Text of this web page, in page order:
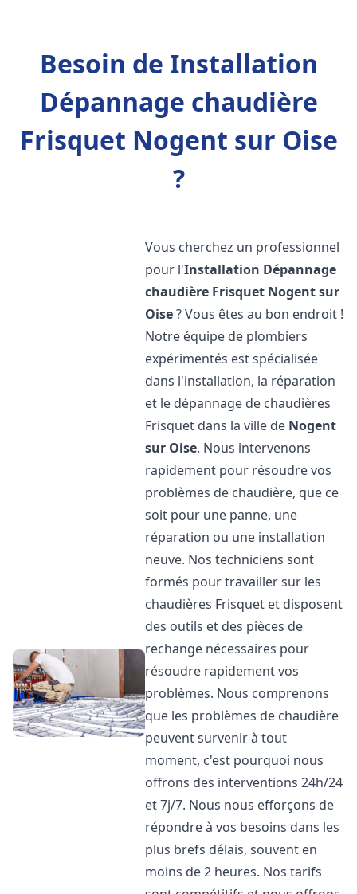
Besoin de Installation
Dépannage chaudière
Frisquet Nogent sur Oise
?
Vous cherchez un professionnel
pour l'Installation Dépannage
chaudière Frisquet Nogent sur
Oise? Vous êtes au bon endroit !
Notre équipe de plombiers
expérimentés est spécialisée
dans l'installation, la réparation
et le dépannage de chaudières
Frisquet dans la ville de Nogent
sur Oise. Nous intervenons
rapidement pour résoudre vos
problèmes de chaudière, que ce
soit pour une panne, une
réparation ou une installation
neuve. Nos techniciens sont
formés pour travailler sur les
chaudières Frisquet et disposent
des outils et des pièces de
rechange nécessaires pour
résoudre rapidement vos
problèmes. Nous comprenons
que les problèmes de chaudière
peuvent survenir à tout
moment, c'est pourquoi nous
offrons des interventions 24h/24
et 7j/7. Nous nous efforçons de
répondre à vos besoins dans les
plus brefs délais, souvent en
moins de 2 heures. Nos tarifs